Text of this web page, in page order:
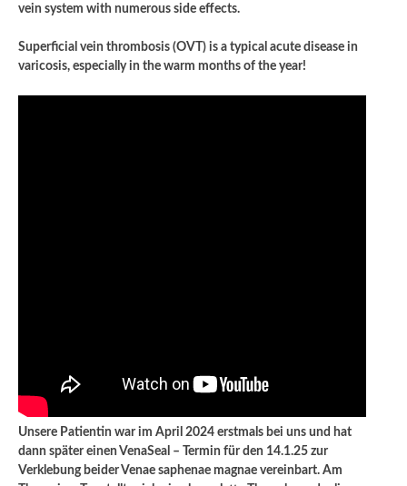
vein system with numerous side effects.
Superficial vein thrombosis (OVT) is a typical acute disease in
varicosis, especially in the warm months of the year!
Unsere Patientin war im April 2024 erstmals bei uns und hat
dann später einen VenaSeal – Termin für den 14.1.25 zur
Verklebung beider Venae saphenae magnae vereinbart. Am